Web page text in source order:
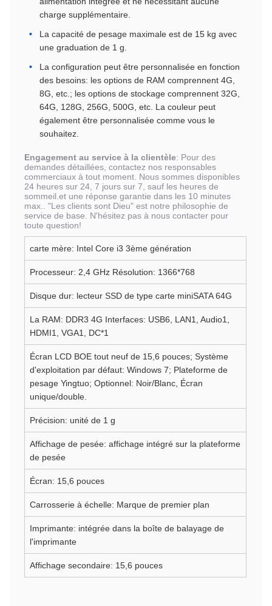
charge supplémentaire.
La capacité de pesage maximale est de 15 kg avec
une graduation de 1 g.
La configuration peut être personnalisée en fonction
des besoins: les options de RAM comprennent 4G,
8G, etc.; les options de stockage comprennent 32G,
64G, 128G, 256G, 500G, etc. La couleur peut
également être personnalisée comme vous le
souhaitez.
Engagement au service à la clientèle: Pour des
demandes détaillées, contactez nos responsables
commerciaux à tout moment. Nous sommes disponibles
24 heures sur 24, 7 jours sur 7, sauf les heures de
sommeil.et une réponse garantie dans les 10 minutes
max.. "Les clients sont Dieu" est notre philosophie de
service de base. N'hésitez pas à nous contacter pour
toute question!
carte mère: Intel Core i3 3ème génération
Processeur: 2,4 GHz Résolution: 1366*768
Disque dur: lecteur SSD de type carte miniSATA 64G
La RAM: DDR3 4G Interfaces: USB6, LAN1, Audio1,
HDMI1, VGA1, DC*1
Écran LCD BOE tout neuf de 15,6 pouces; Système
d'exploitation par défaut: Windows 7; Plateforme de
pesage Yingtuo; Optionnel: Noir/Blanc, Écran
unique/double.
Précision: unité de 1 g
Affichage de pesée: affichage intégré sur la plateforme
de pesée
Écran: 15,6 pouces
Carrosserie à échelle: Marque de premier plan
Imprimante: intégrée dans la boîte de balayage de
l'imprimante
Affichage secondaire: 15,6 pouces